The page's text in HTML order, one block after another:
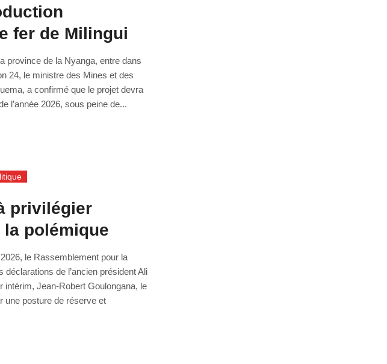
fer de Milingui
province de la Nyanga, entre dans
24, le ministre des Mines et des
a confirmé que le projet devra
l’année 2026, sous peine de...
privilégier
la polémique
le Rassemblement pour la
de l’ancien président Ali
intérim, Jean-Robert Goulongana, le
une posture de réserve et